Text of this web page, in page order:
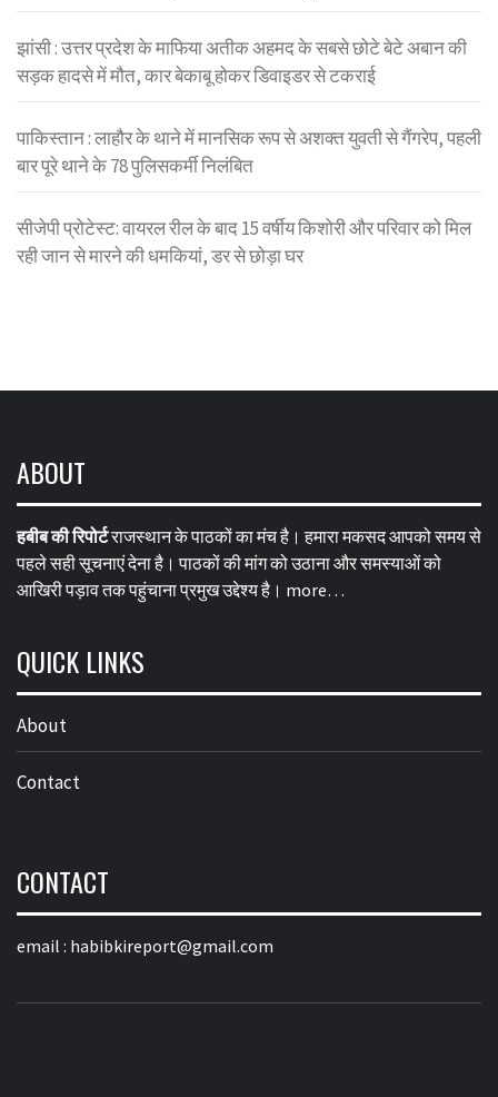
झांसी : उत्तर प्रदेश के माफिया अतीक अहमद के सबसे छोटे बेटे अबान की
सड़क हादसे में मौत, कार बेकाबू होकर डिवाइडर से टकराई
पाकिस्तान : लाहौर के थाने में मानसिक रूप से अशक्त युवती से गैंगरेप, पहली
बार पूरे थाने के 78 पुलिसकर्मी निलंबित
सीजेपी प्रोटेस्ट: वायरल रील के बाद 15 वर्षीय किशोरी और परिवार को मिल
रही जान से मारने की धमकियां, डर से छोड़ा घर
ABOUT
हबीब की रिपोर्टराजस्थान के पाठकों का मंच है। हमारा मकसद आपको समय से
पहले सही सूचनाएं देना है। पाठकों की मांग को उठाना और समस्याओं को
आखिरी पड़ाव तक पहुंचाना प्रमुख उद्देश्य है। more…
QUICK LINKS
About
Contact
CONTACT
email : habibkireport@gmail.com